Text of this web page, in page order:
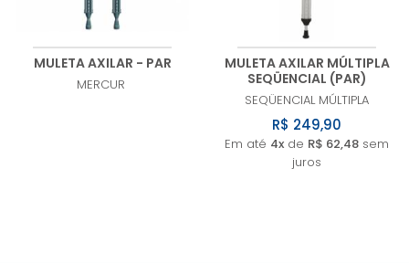
MULETA AXILAR - PAR
MERCUR
MULETA AXILAR MÚLTIPLA
SEQÜENCIAL (PAR)
SEQÜENCIAL MÚLTIPLA
R$ 249,90
Em até 4x de R$ 62,48 sem
juros